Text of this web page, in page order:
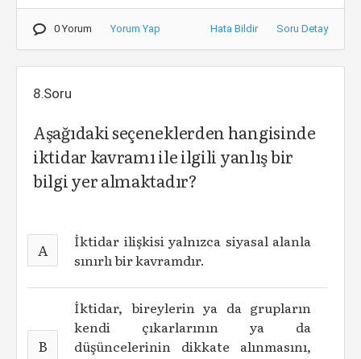
0 Yorum Yorum Yap Hata Bildir Soru Detay
8.Soru
Aşağıdaki seçeneklerden hangisinde
iktidar kavramı ile ilgili yanlış bir
bilgi yer almaktadır?
A
İktidar ilişkisi yalnızca siyasal alanla
sınırlı bir kavramdır.
B
İktidar, bireylerin ya da grupların
kendi çıkarlarının ya da
düşüncelerinin dikkate alınmasını,